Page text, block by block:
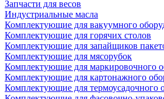
Запчасти для весов
Индустриальные масла
Комплектующие для вакуумного
Комплектующие для горячих столов
Комплектующие для запайщиков
Комплектующие для мясорубок
Комплектующие для маркировочного
Комплектующие для картонажного
Комплектующие для термоусадочного